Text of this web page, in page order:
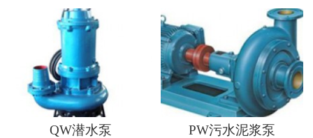
新闻中心
联系我们
QW潜水泵 PW污水泥浆泵